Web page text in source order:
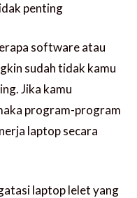
penting
software atau
sudah tidak kamu
Jika kamu
program-program
laptop secara
laptop lelet yang